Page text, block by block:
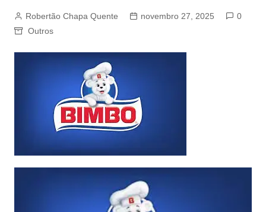
Robertão Chapa Quente novembro 27, 2025
0
Outros